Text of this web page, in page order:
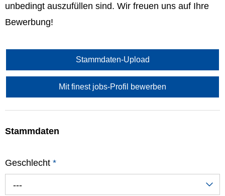
unbedingt auszufüllen sind. Wir freuen uns auf Ihre
Bewerbung!
Stammdaten-Upload
Mit finest jobs-Profil bewerben
Stammdaten
Geschlecht *
---